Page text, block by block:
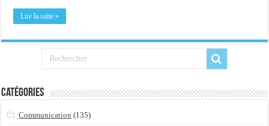
Lire la suite »
Catégories
Communication (135)